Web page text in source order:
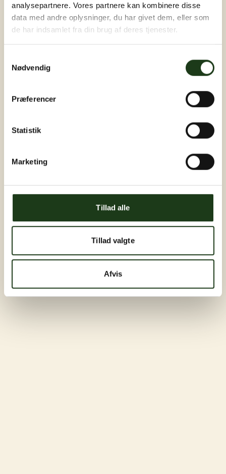
analysepartnere. Vores partnere kan kombinere disse
data med andre oplysninger, du har givet dem, eller som
de har indsamlet fra din brug af deres tjenester.
Nødvendig
Præferencer
Statistik
Marketing
Tillad alle
Tillad valgte
Afvis